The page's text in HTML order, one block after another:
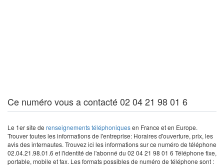
Ce numéro vous a contacté 02 04 21 98 01 6
Le 1er site de renseignements téléphoniquesen France et en Europe.
Trouver toutes les informations de l'entreprise: Horaires d'ouverture, prix, les
avis des internautes. Trouvez ici les informations sur ce numéro de téléphone
02.04.21.98.01.6 et l'identité de l'abonné du 02 04 21 98 01 6 Téléphone fixe,
portable, mobile et fax. Les formats possibles de numéro de téléphone sont :